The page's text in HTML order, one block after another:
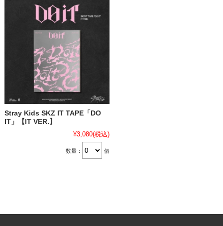
Stray Kids SKZ IT TAPE「DO
IT」【IT VER.】
¥3,080(税込)
数量： 個